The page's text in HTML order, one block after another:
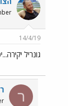
14/4/19
גונריל
ר